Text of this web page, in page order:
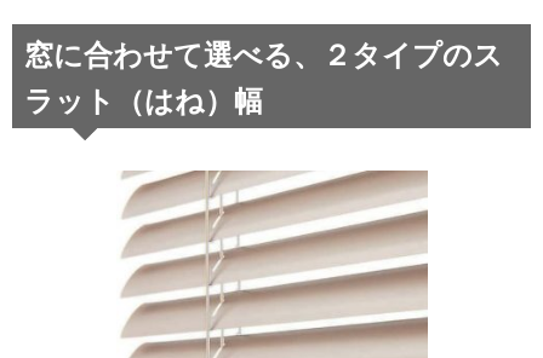
窓に合わせて選べる、２タイプのス
ラット（はね）幅